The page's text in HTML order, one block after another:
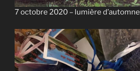
7 octobre 2020 – lumière d’automne